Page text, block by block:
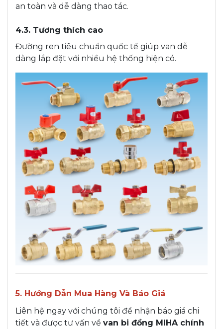
an toàn và dễ dàng thao tác.
4.3. Tương thích cao
Đường ren tiêu chuẩn quốc tế giúp van dễ
dàng lắp đặt với nhiều hệ thống hiện có.
5. Hướng Dẫn Mua Hàng Và Báo Giá
Liên hệ ngay với chúng tôi để nhận báo giá chi
tiết và được tư vấn về van bi đồng MIHA chính